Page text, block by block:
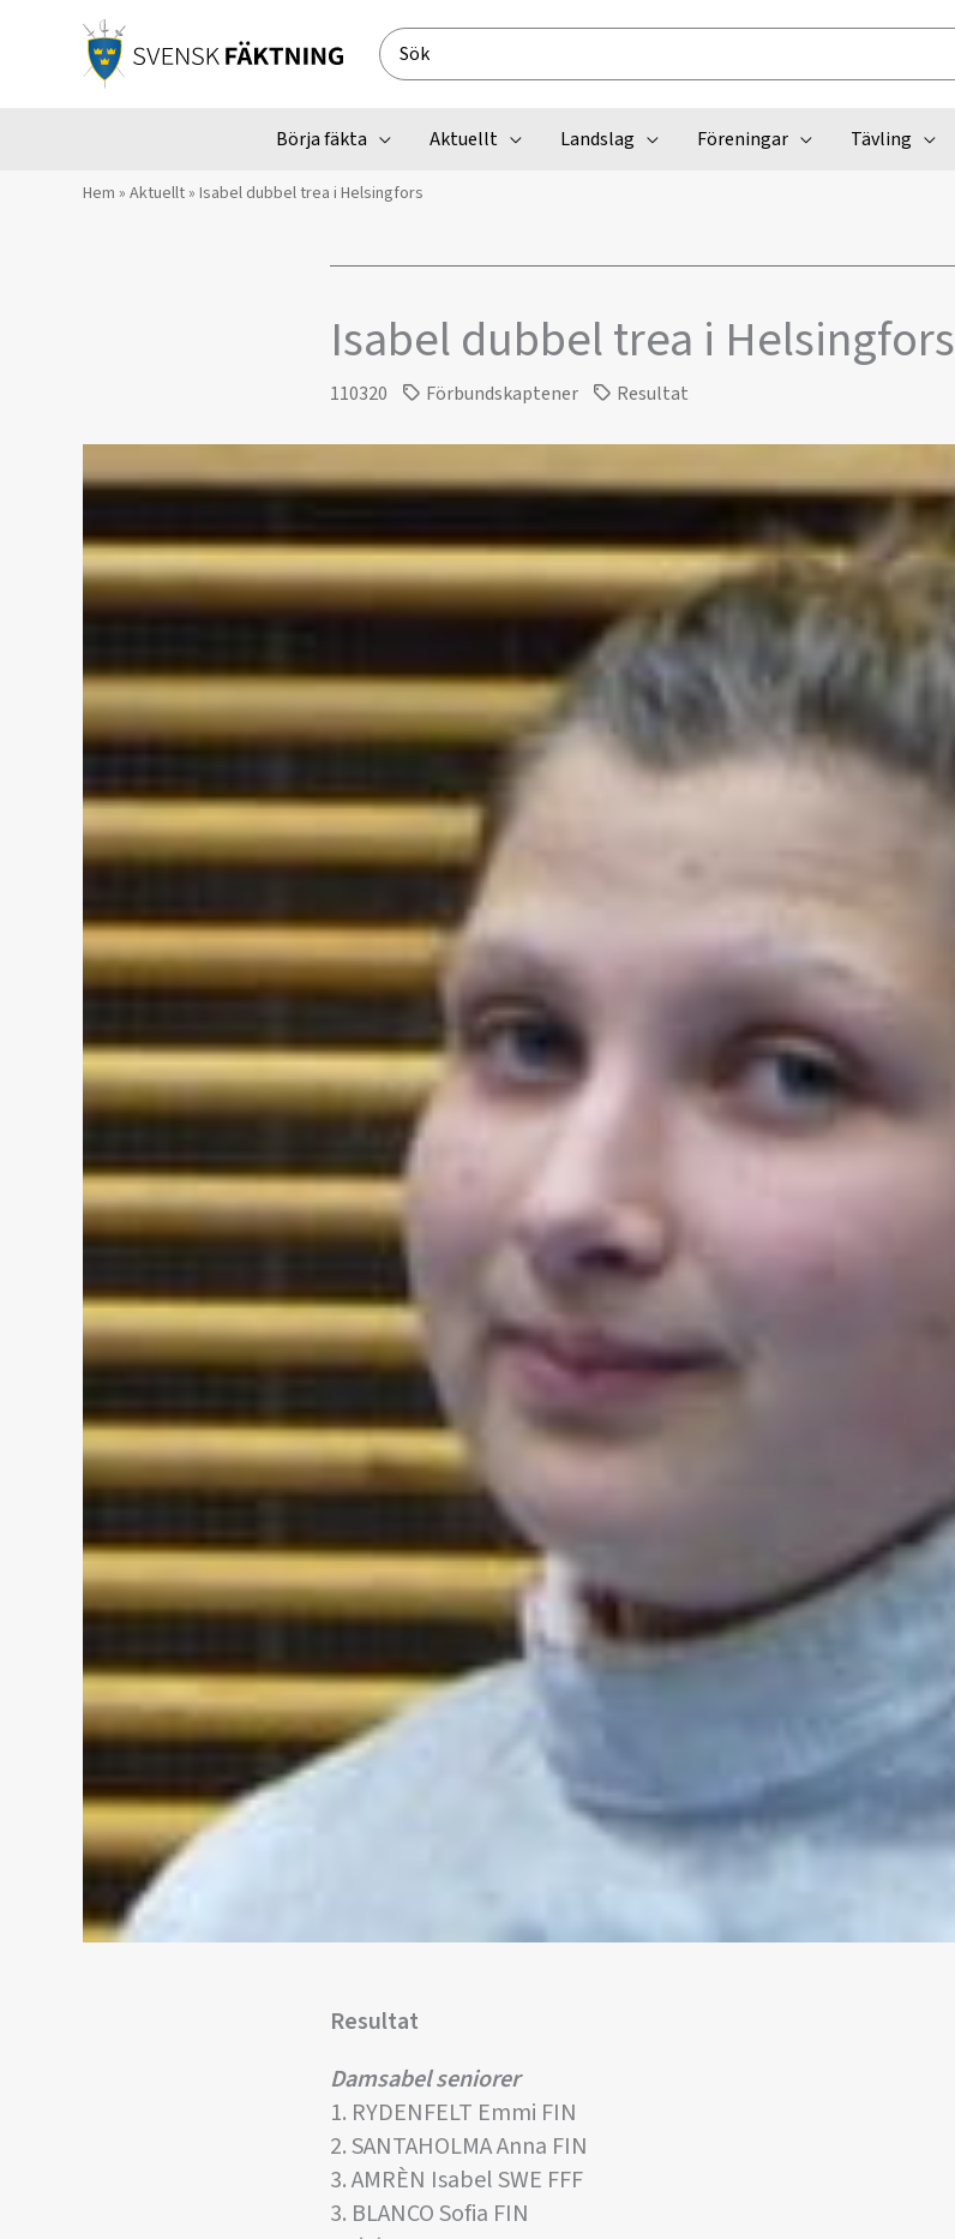
Search
for:
Börja fäkta Aktuellt Landslag Föreningar Tävling
Hem » Aktuellt» Isabel dubbel trea i Helsingfors
Isabel dubbel trea i Helsingfors
110320 Förbundskaptener Resultat
Resultat
Damsabel seniorer
1. RYDENFELT Emmi FIN
2. SANTAHOLMA Anna FIN
3. AMRÈN Isabel SWE FFF
3. BLANCO Sofia FIN